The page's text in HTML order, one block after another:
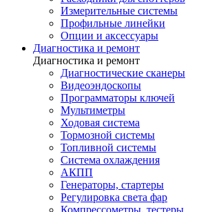
Измерительные системы
Профильные линейки
Опции и аксессуары
Диагностика и ремонт
Диагностика и ремонт
Диагностические сканеры
Видеоэндоскопы
Программаторы ключей
Мультиметры
Ходовая система
Тормозной системы
Топливной системы
Система охлаждения
АКПП
Генераторы, стартеры
Регулировка света фар
Компрессометры, тестеры